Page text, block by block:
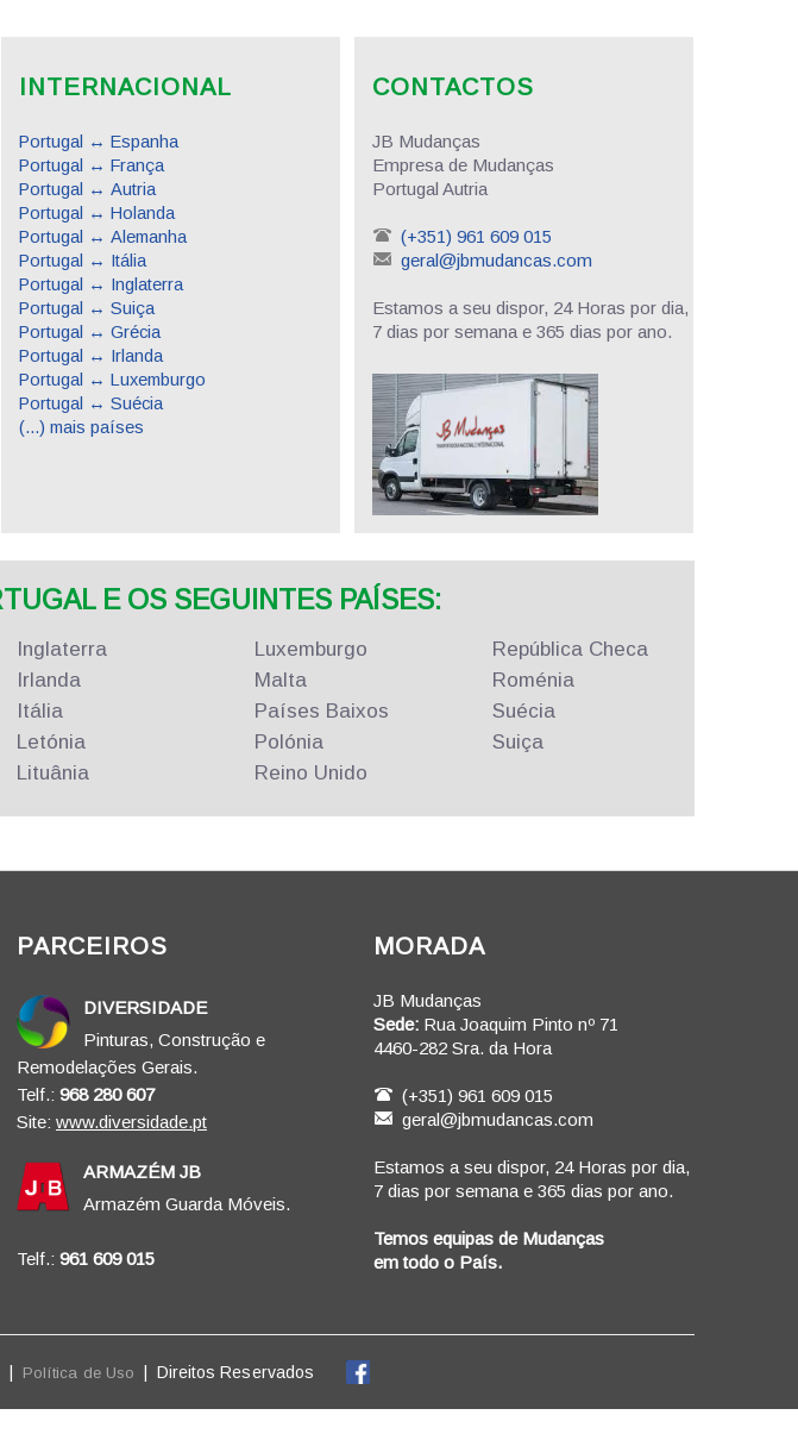
INTERNACIONAL
Portugal ↔ Espanha
Portugal ↔ França
Portugal ↔ Autria
Portugal ↔ Holanda
Portugal ↔ Alemanha
Portugal ↔ Itália
Portugal ↔ Inglaterra
Portugal ↔ Suiça
Portugal ↔ Grécia
Portugal ↔ Irlanda
Portugal ↔ Luxemburgo
Portugal ↔ Suécia
(...) mais países
CONTACTOS
JB Mudanças
Empresa de Mudanças
Portugal Autria
(+351) 961 609 015
geral@jbmudancas.com
Estamos a seu dispor, 24 Horas por dia,
7 dias por semana e 365 dias por ano.
E OS SEGUINTES PAÍSES:
Inglaterra
Irlanda
Itália
Letónia
Lituânia
Luxemburgo
Malta
Países Baixos
Polónia
Reino Unido
República Checa
Roménia
Suécia
Suiça
PARCEIROS
DIVERSIDADE
Pinturas, Construção e
Remodelações Gerais.
Telf.: 968 280 607
Site: www.diversidade.pt
ARMAZÉM JB
Armazém Guarda Móveis.
Telf.: 961 609 015
MORADA
JB Mudanças
Sede: Rua Joaquim Pinto nº 71
4460-282 Sra. da Hora
(+351) 961 609 015
geral@jbmudancas.com
Estamos a seu dispor, 24 Horas por dia,
7 dias por semana e 365 dias por ano.
Temos equipas de Mudanças
em todo o País.
| Política de Uso |Direitos Reservados